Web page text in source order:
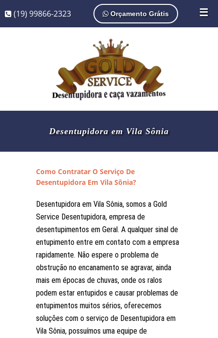
☰
(19) 99866-2323 Orçamento Grátis
Desentupidora em Vila Sônia
Como Contratar O Serviço De
Desentupidora Em Vila Sônia?
Desentupidora em Vila Sônia, somos a Gold
Service Desentupidora, empresa de
desentupimentos em Geral. A qualquer sinal de
entupimento entre em contato com a empresa
rapidamente. Não espere o problema de
obstrução no encanamento se agravar, ainda
mais em épocas de chuvas, onde os ralos
podem estar entupidos e causar problemas de
entupimentos muitos sérios, oferecemos
soluções com o serviço de Desentupidora em
Vila Sônia, possuímos uma equipe de